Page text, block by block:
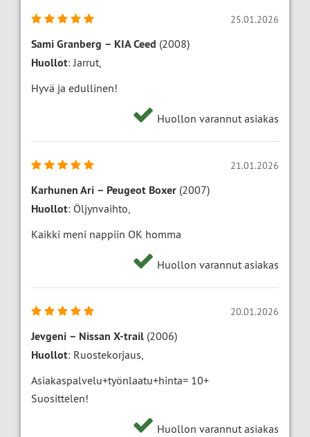
25.01.2026
Sami Granberg – KIA Ceed (2008)
Huollot: Jarrut,
Hyvä ja edullinen!
Huollon varannut asiakas
21.01.2026
Karhunen Ari – Peugeot Boxer (2007)
Huollot: Öljynvaihto,
Kaikki meni nappiin OK homma
Huollon varannut asiakas
20.01.2026
Jevgeni – Nissan X-trail (2006)
Huollot: Ruostekorjaus,
Asiakaspalvelu+työnlaatu+hinta= 10+
Suosittelen!
Huollon varannut asiakas